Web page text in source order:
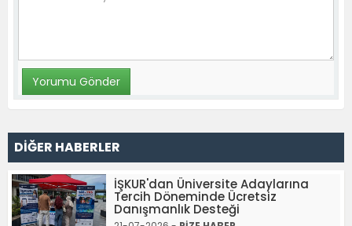
DİĞER HABERLER
İŞKUR'dan Üniversite Adaylarına
Tercih Döneminde Ücretsiz
Danışmanlık Desteği